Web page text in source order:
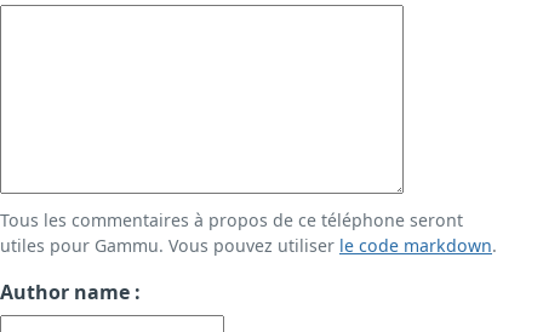
Tous les commentaires à propos de ce téléphone seront
utiles pour Gammu. Vous pouvez utiliser le code markdown.
Author name :